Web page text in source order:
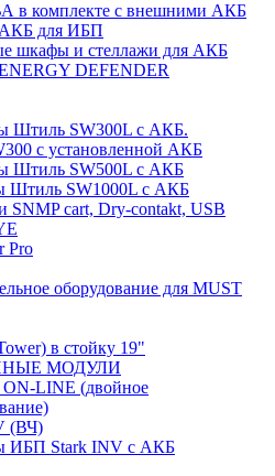
в комплекте с внешними АКБ
для ИБП
шкафы и стеллажи для АКБ
DEFENDER
Штиль SW300L с АКБ.
с установленной АКБ
Штиль SW500L с АКБ
Штиль SW1000L с АКБ
SNMP cart, Dry-contakt, USB
Pro
оборудование для MUST
в стойку 19"
МОДУЛИ
LINE (двойное
(ВЧ)
ИБП Stark INV с АКБ